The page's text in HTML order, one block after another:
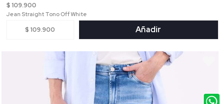
$ 109.900
Jean Straight Tono Off White
$ 109.900 Añadir